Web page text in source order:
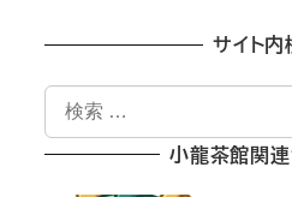
サイト
検
索
小龍茶館関